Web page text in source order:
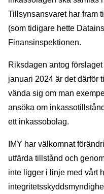
Tillsynsansvaret har fram
(som tidigare hette
Finansinspektionen.
Riksdagen antog
januari 2024 är det därför
vända sig om man
ansöka om
ett inkassobolag.
IMY har välkomnat
utfärda tillstånd och
inte ligger i linje med vårt